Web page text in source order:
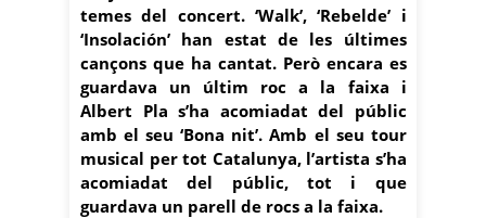
temes del concert. ‘Walk’, ‘Rebelde’ i
‘Insolación’ han estat de les últimes
cançons que ha cantat. Però encara es
guardava un últim roc a la faixa i
Albert Pla s’ha acomiadat del públic
amb el seu ‘Bona nit’. Amb el seu tour
musical per tot Catalunya, l’artista s’ha
acomiadat del públic, tot i que
guardava un parell de rocs a la faixa.